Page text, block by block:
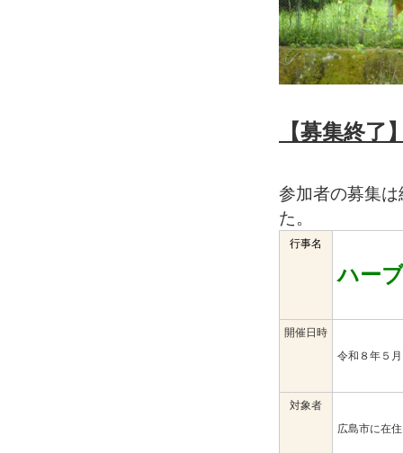
【募集終
参加者の募集
た。
行事名
ハー
開催日時
令和８年５
対象者
広島市に在